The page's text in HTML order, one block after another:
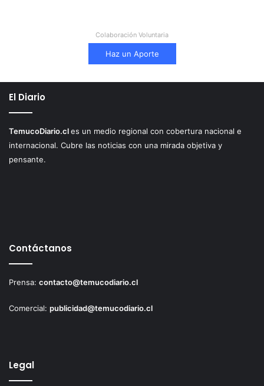
Colaboración Voluntaria
Haz un Aporte
El Diario
TemucoDiario.cles un medio regional con cobertura nacional e
internacional. Cubre las noticias con una mirada objetiva y
pensante.
Contáctanos
Prensa: contacto@temucodiario.cl
Comercial: publicidad@temucodiario.cl
Legal